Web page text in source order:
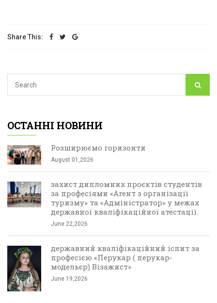
Share This:
ОСТАННІ НОВИНИ
Розширюємо горизонти
August 01,2026
захист дипломних проєктів студентів
за професіями «Агент з організації
туризму» та «Адміністратор» у межах
державної кваліфікаційної атестації.
June 22,2026
державний кваліфікаційний іспит за
професією «Перукар ( перукар-
модельєр) Візажист»
June 19,2026